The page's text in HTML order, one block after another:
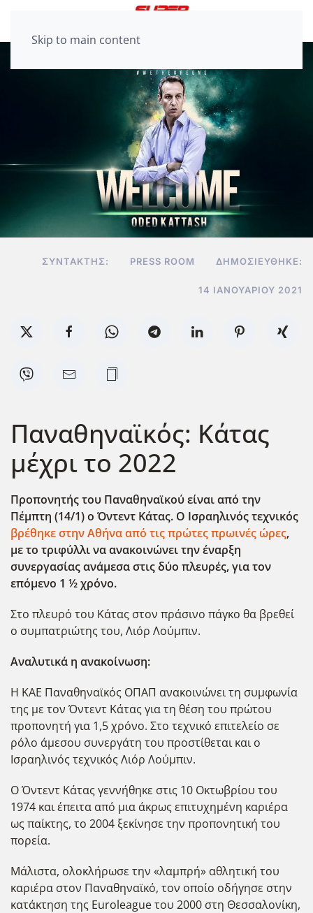
Skip to main content
ΣΥΝΤΆΚΤΗΣ: PRESS ROOM ΔΗΜΟΣΙΕΎΘΗΚΕ:
14 ΙΑΝΟΥΑΡΊΟΥ 2021
Παναθηναϊκός: Κάτας
μέχρι το 2022
Προπονητής του Παναθηναϊκού είναι από την
Πέμπτη (14/1) ο Όντεντ Κάτας. Ο Ισραηλινός τεχνικός
βρέθηκε στην Αθήνα από τις πρώτες πρωινές ώρες,
με το τριφύλλι να ανακοινώνει την έναρξη
συνεργασίας ανάμεσα στις δύο πλευρές, για τον
επόμενο 1 ½ χρόνο.
Στο πλευρό του Κάτας στον πράσινο πάγκο θα βρεθεί
ο συμπατριώτης του, Λιόρ Λούμπιν.
Αναλυτικά η ανακοίνωση:
Η ΚΑΕ Παναθηναϊκός ΟΠΑΠ ανακοινώνει τη συμφωνία
της με τον Όντεντ Κάτας για τη θέση του πρώτου
προπονητή για 1,5 χρόνο. Στο τεχνικό επιτελείο σε
ρόλο άμεσου συνεργάτη του προστίθεται και ο
Ισραηλινός τεχνικός Λιόρ Λούμπιν.
Ο Όντεντ Κάτας γεννήθηκε στις 10 Οκτωβρίου του
1974 και έπειτα από μια άκρως επιτυχημένη καριέρα
ως παίκτης, το 2004 ξεκίνησε την προπονητική του
πορεία.
Μάλιστα, ολοκλήρωσε την «λαμπρή» αθλητική του
καριέρα στον Παναθηναϊκό, τον οποίο οδήγησε στην
κατάκτηση της Euroleague του 2000 στη Θεσσαλονίκη,